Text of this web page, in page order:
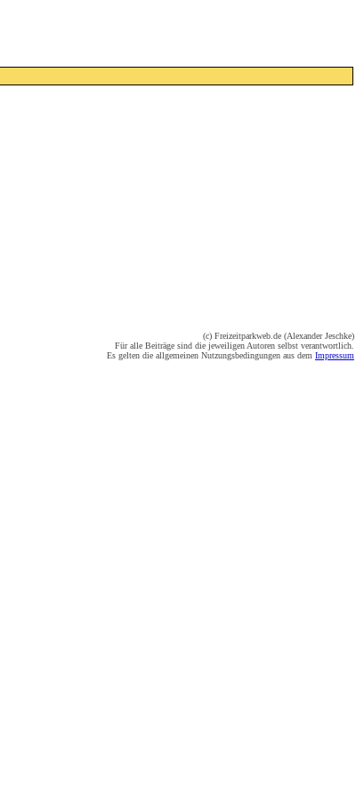
(c) Freizeitparkweb.de (Alexander Jeschke)
Für alle Beiträge sind die jeweiligen Autoren selbst verantwortlich.
Es gelten die allgemeinen Nutzungsbedingungen aus dem Impressum